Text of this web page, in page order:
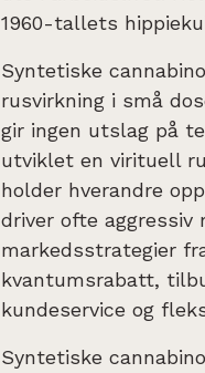
1960-tallets
Syntetiske
rusvirkning i små
gir ingen utslag på
utviklet en virituell
holder hverandre
driver ofte aggressiv
markedsstrategier
kvantumsrabatt,
kundeservice og
Syntetiske